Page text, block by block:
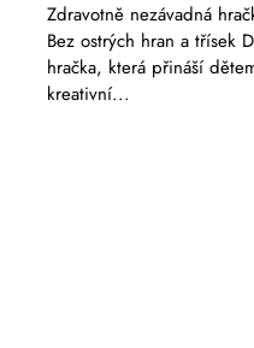
Zdravotně nezávadná
Bez ostrých hran a třísek
hračka, která přináší
kreativní...